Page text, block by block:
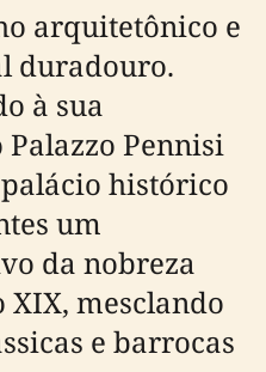
arquitetônico e
duradouro.
à sua
Pennisi
histórico
um
da nobreza
mesclando
e barrocas